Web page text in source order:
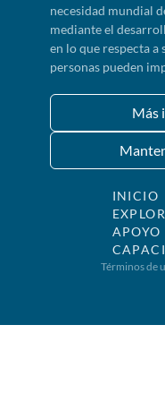
necesidad mundial
mediante el
en lo que respecta a
personas pueden
Más
INICIO
APOYO
Términos de